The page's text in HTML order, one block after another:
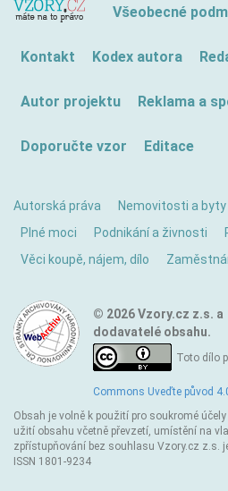
Všeobecné
Kontakt Kodex autora
Autor projektu Reklama a
Doporučte vzor Editace
Autorská práva Nemovitosti a byty
Plné moci
Podnikání a živnosti
Věci koupě, nájem, dílo
© 2026 Vzory.cz z.s. a
dodavatelé obsahu.
Toto dílo
Commons Uveďte původ
Obsah je volně k použití pro soukromé
užití obsahu včetně převzetí, umístění na
zpřístupňování bez souhlasu Vzory.cz z.s.
ISSN 1801-9234